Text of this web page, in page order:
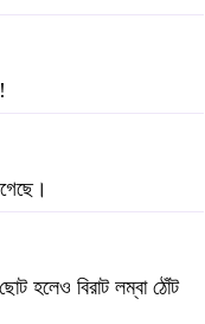
হলেও বিরাট লম্বা ঠোঁট